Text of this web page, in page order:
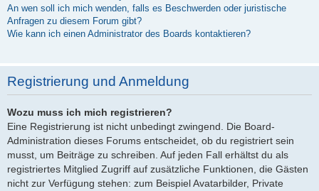
An wen soll ich mich wenden, falls es Beschwerden oder juristische
Anfragen zu diesem Forum gibt?
Wie kann ich einen Administrator des Boards kontaktieren?
Registrierung und Anmeldung
Wozu muss ich mich registrieren?
Eine Registrierung ist nicht unbedingt zwingend. Die Board-
Administration dieses Forums entscheidet, ob du registriert sein
musst, um Beiträge zu schreiben. Auf jeden Fall erhältst du als
registriertes Mitglied Zugriff auf zusätzliche Funktionen, die Gästen
nicht zur Verfügung stehen: zum Beispiel Avatarbilder, Private